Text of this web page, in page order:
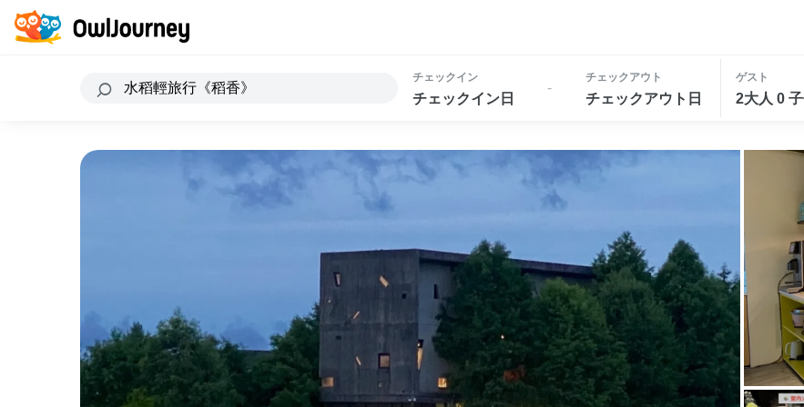
チェックイン
チェックイン日
-
チェックアウト
チェックアウト日
ゲスト
2大人 0 子